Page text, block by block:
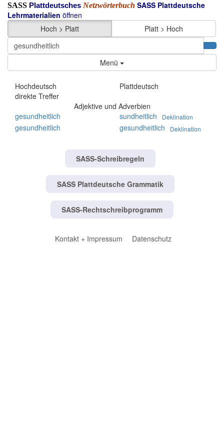
SASS Plattdeutsches Netzwörterbuch SASS Plattdeutsche
Lehrmaterialien öffnen
Hoch > Platt
Platt > Hoch
Menü
Hochdeutsch
Plattdeutsch
direkte Treffer
Adjektive und Adverbien
gesundheitlich
sundheitlich Deklination
gesundheitlich gesundheitlich Deklination
SASS-Schreibregeln
SASS Plattdeutsche Grammatik
SASS-Rechtschreibprogramm
Kontakt + Impressum Datenschutz